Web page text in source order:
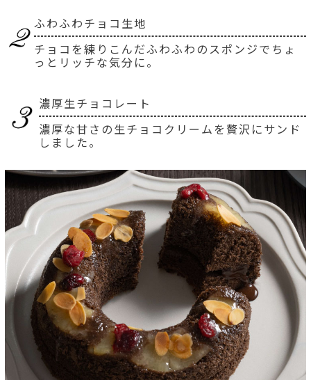
ふわふわチョコ生地
チョコを練りこんだふわふわのスポンジでちょ
っとリッチな気分に。
濃厚生チョコレート
濃厚な甘さの生チョコクリームを贅沢にサンド
しました。